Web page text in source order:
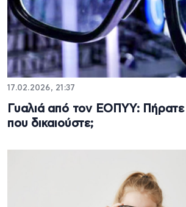
17.02.2026, 21:37
Γυαλιά από τον ΕΟΠΥΥ:
που δικαιούστε;